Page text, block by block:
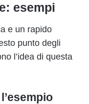
esempi
e un rapido
punto degli
l’idea di questa